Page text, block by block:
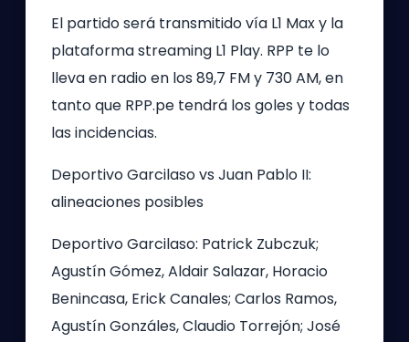
El partido será transmitido vía L1 Max y la
plataforma streaming L1 Play. RPP te lo
lleva en radio en los 89,7 FM y 730 AM, en
tanto que RPP.pe tendrá los goles y todas
las incidencias.
Deportivo Garcilaso vs Juan Pablo II:
alineaciones posibles
Deportivo Garcilaso: Patrick Zubczuk;
Agustín Gómez, Aldair Salazar, Horacio
Benincasa, Erick Canales; Carlos Ramos,
Agustín Gonzáles, Claudio Torrejón; José